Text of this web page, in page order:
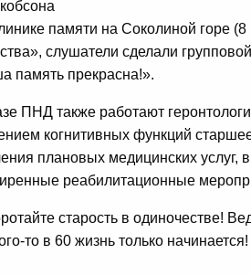
памяти на Соколиной горе
слушатели сделали
память прекрасна!».
ПНД также работают
когнитивных функций
плановых медицинских услуг,
реабилитационные
старость в одиночестве!
то в 60 жизнь только начинается!